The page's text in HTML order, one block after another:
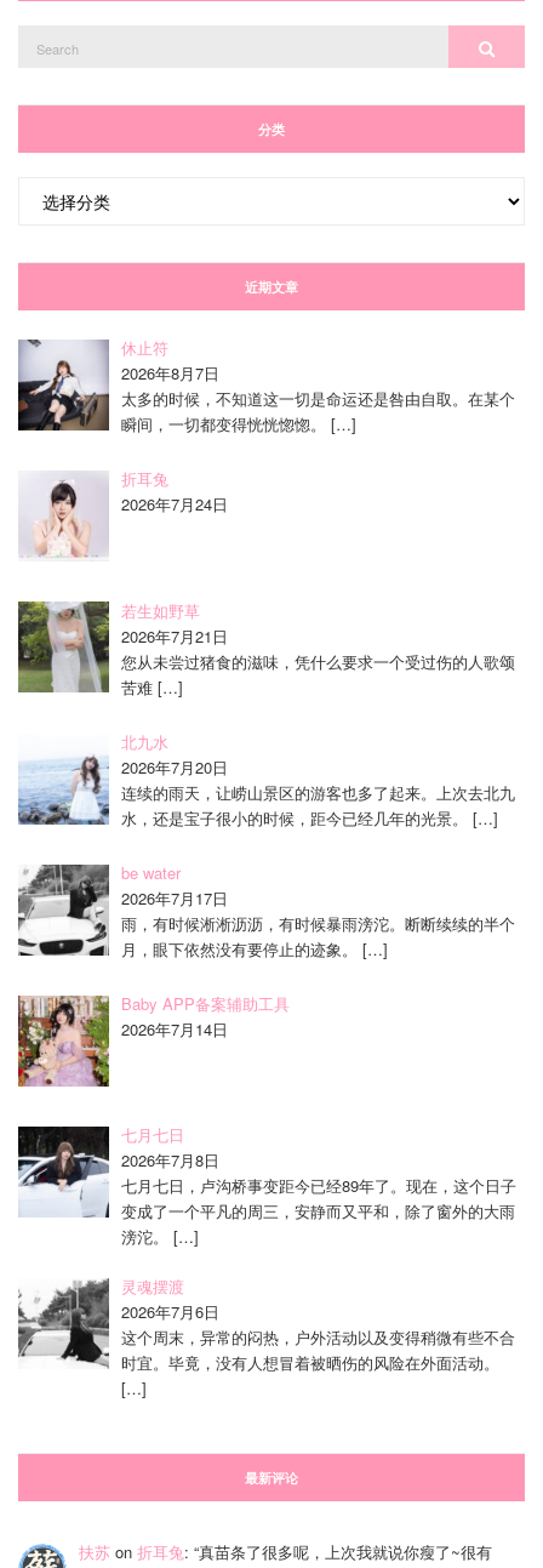
分类
近期文章
休止符
2026年8月7日
太多的时候，不知道这一切是命运还是咎由自取。在某个
瞬间，一切都变得恍恍惚惚。 […]
折耳兔
2026年7月24日
若生如野草
2026年7月21日
您从未尝过猪食的滋味，凭什么要求一个受过伤的人歌颂
苦难[…]
北九水
2026年7月20日
连续的雨天，让崂山景区的游客也多了起来。上次去北九
水，还是宝子很小的时候，距今已经几年的光景。
[…]
be water
2026年7月17日
雨，有时候淅淅沥沥，有时候暴雨滂沱。断断续续的半个
月，眼下依然没有要停止的迹象。
[…]
Baby APP备案辅助工具
2026年7月14日
七月七日
2026年7月8日
七月七日，卢沟桥事变距今已经89年了。现在，这个日子
变成了一个平凡的周三，安静而又平和，除了窗外的大雨
滂沱。
[…]
灵魂摆渡
2026年7月6日
这个周末，异常的闷热，户外活动以及变得稍微有些不合
时宜。毕竟，没有人想冒着被晒伤的风险在外面活动。
[…]
最新评论
扶苏 on 折耳兔: “真苗条了很多呢，上次我就说你瘦了~很有